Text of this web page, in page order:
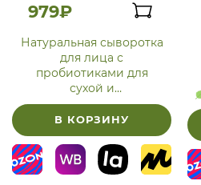
979₽
Натуральная сыворотка
для лица с
пробиотиками для
сухой и
чувствительной кожи
В КОРЗИНУ